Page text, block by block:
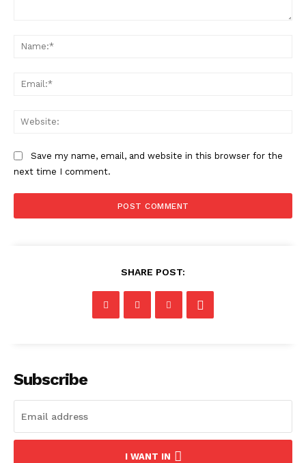
Save my name, email, and website in this browser for the
next time I comment.
SHARE POST:
Subscribe
I WANT IN